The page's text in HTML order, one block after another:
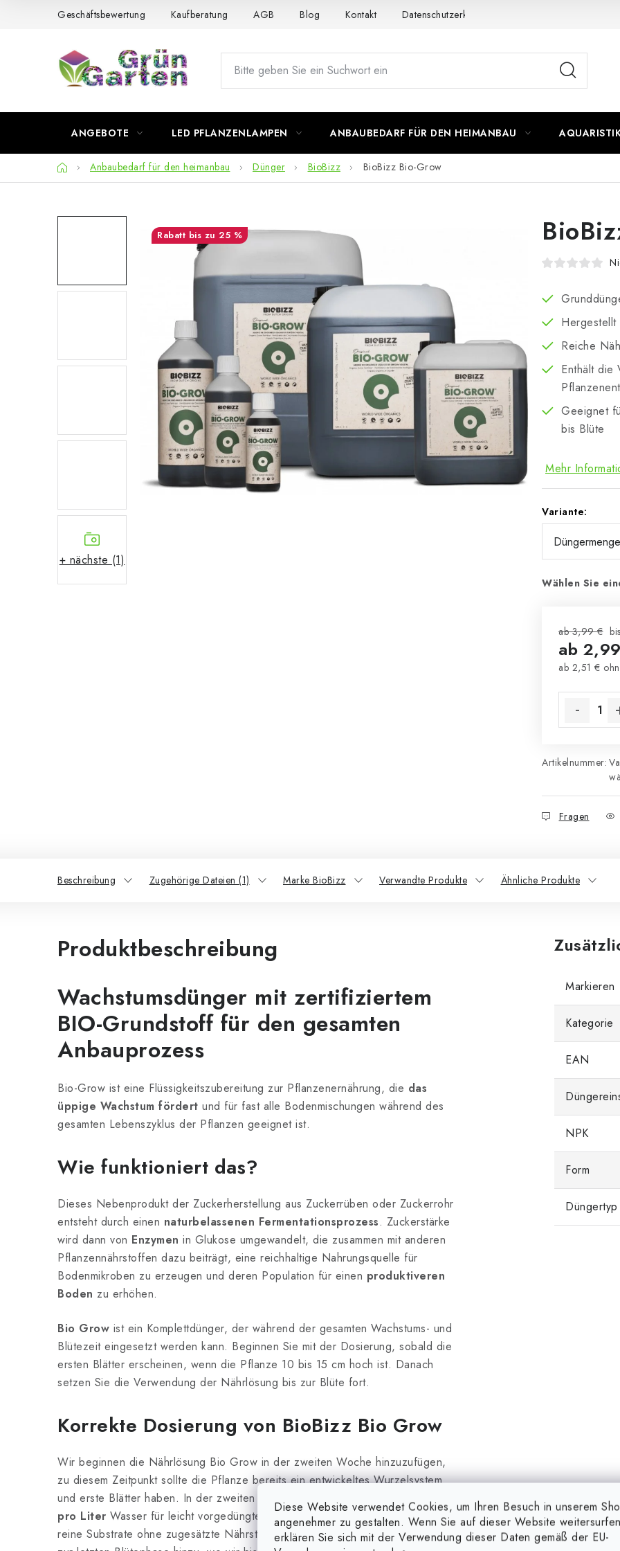
Diese Website verwendet Cookies, um Ihren Besuch in unserem
angenehmer zu gestalten. Wenn Sie auf dieser Website
erklären Sie sich mit der Verwendung dieser Daten gemäß der EU-
Geschäftsbewertung Kaufberatung AGB Blog Kontakt Datenschutzerklärung
ANGEBOTE LED PFLANZENLAMPEN ANBAUBEDARF FÜR DEN HEIMANBAU
StartseiteAnbaubedarf für den heimanbau Dünger BioBizz BioBizz Bio-Grow
+ nächste (1)
Hergestellt
Reiche
Enthält die
Geeignet
bis Blüte
Mehr
Variante:
Wählen Sie
ab 3,99 €
ab
ab 2,51 €
Artikelnummer:
Fragen
bis zu 25 %
Beschreibung Zugehörige Dateien (1) Marke BioBizz Verwandte Produkte Ähnliche Produkte
Produktbeschreibung
Wachstumsdünger mit zertifiziertem
BIO-Grundstoff für den gesamten
Anbauprozess
Bio-Grow ist eine Flüssigkeitszubereitung zur Pflanzenernährung, die das
üppige Wachstum fördert und für fast alle Bodenmischungen während des
gesamten Lebenszyklus der Pflanzen geeignet ist.
Wie funktioniert das?
Dieses Nebenprodukt der Zuckerherstellung aus Zuckerrüben oder Zuckerrohr
entsteht durch einen naturbelassenen Fermentationsprozess. Zuckerstärke
wird dann von Enzymen in Glukose umgewandelt, die zusammen mit anderen
Pflanzennährstoffen dazu beiträgt, eine reichhaltige Nahrungsquelle für
Bodenmikroben zu erzeugen und deren Population für einen produktiveren
Boden zu erhöhen.
Bio Grow ist ein Komplettdünger, der während der gesamten Wachstums- und
Blütezeit eingesetzt werden kann. Beginnen Sie mit der Dosierung, sobald die
ersten Blätter erscheinen, wenn die Pflanze 10 bis 15 cm hoch ist. Danach
setzen Sie die Verwendung der Nährlösung bis zur Blüte fort.
Korrekte Dosierung von BioBizz Bio Grow
Wir beginnen die Nährlösung Bio Grow in der zweiten Woche hinzuzufügen,
zu diesem Zeitpunkt sollte die Pflanze bereits ein entwickeltes Wurzelsystem
und erste Blätter haben. In der zweiten Woche mischen wir im Verhältnis
1ml
pro Liter Wasser für leicht vorgedüngte Substrate, oder2ml pro Literfür
reine Substrate ohne zugesätzte Nährstoffe. Wir fügen regelmäßig Dünger bis
Markieren
Kategorie
EAN
NPK
Form
Düngertyp